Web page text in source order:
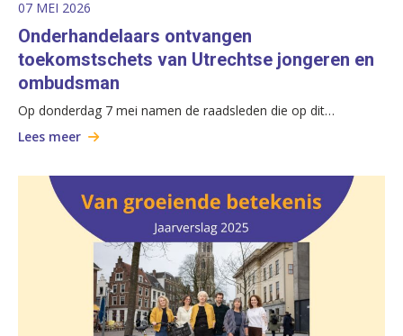
07 MEI 2026
Onderhandelaars ontvangen
toekomstschets van Utrechtse jongeren en
ombudsman
Op donderdag 7 mei namen de raadsleden die op dit…
Lees meer